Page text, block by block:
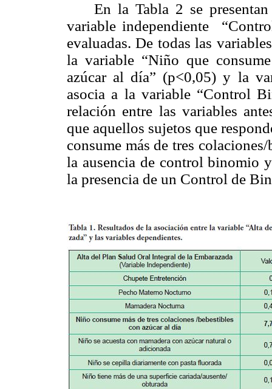
En la Tabla 2 se presentan
variable independiente
evaluadas. De todas las
la variable “Niño que
azúcar al día” (p<0,05) y la
asocia a la variable “Control
relación entre las variables
que aquellos sujetos que
consume más de tres
la ausencia de control binomio
la presencia de un Control de